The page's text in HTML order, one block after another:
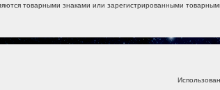
товарными знаками или зарегистрированными